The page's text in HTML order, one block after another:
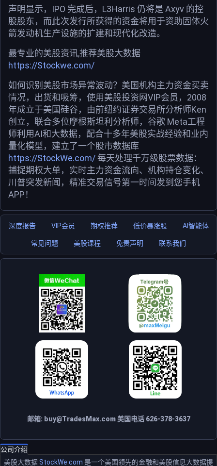
声明显示，IPO 完成后，L3Harris 仍将是 Axyv 的控
股股东，而此次发行所获得的资金将用于资助固体火
箭发动机生产设施的扩建和现代化改造。
最专业的美股资讯,推荐美股大数据
https://Stockwe.com/
如何识别美股市场异常波动？美国机构主力资金买卖
情况，出货和吸筹，使用美股投资网VIP会员，2008
年成立于美国硅谷，由前纽约证券交易所分析师Ken
创立，联合多位摩根斯坦利分析师，谷歌 Meta工程
师利用AI和大数据，配合十多年美股实战经验和业内
量化模型，建立了一个股市数据库
https://StockWe.com/每天处理千万级股票数据：
捕捉期权大单，实时主力资金流向、机构持仓变化、
川普突发新闻，精准交易信号第一时间发到您手机
APP！
深度报告 VIP会员 期权推荐 低价暴涨股 AI智能体
常见问题 美股课程 免责声明 联系我们
邮箱: buy@TradesMax.com美国电话 626-378-3637
公司介绍
美股大数据StockWe.com 是一个美国领先的金融和美股信息大数据提